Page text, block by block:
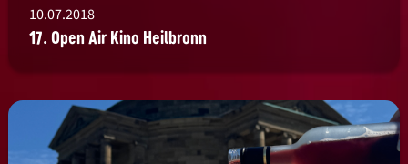
10.07.2018
17. Open Air Kino Heilbronn